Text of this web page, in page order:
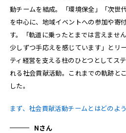
動チームを結成。「環境保全」「次世
を中心に、地域イベントへの参加や寄
す。「軌道に乗ったとまでは言えませ
少しずつ手応えを感じています」とリ
ティ経営を支える柱のひとつとしてス
れる社会貢献活動。これまでの軌跡と
した。
まず、社会貢献活動チームとはどのよ
Nさん